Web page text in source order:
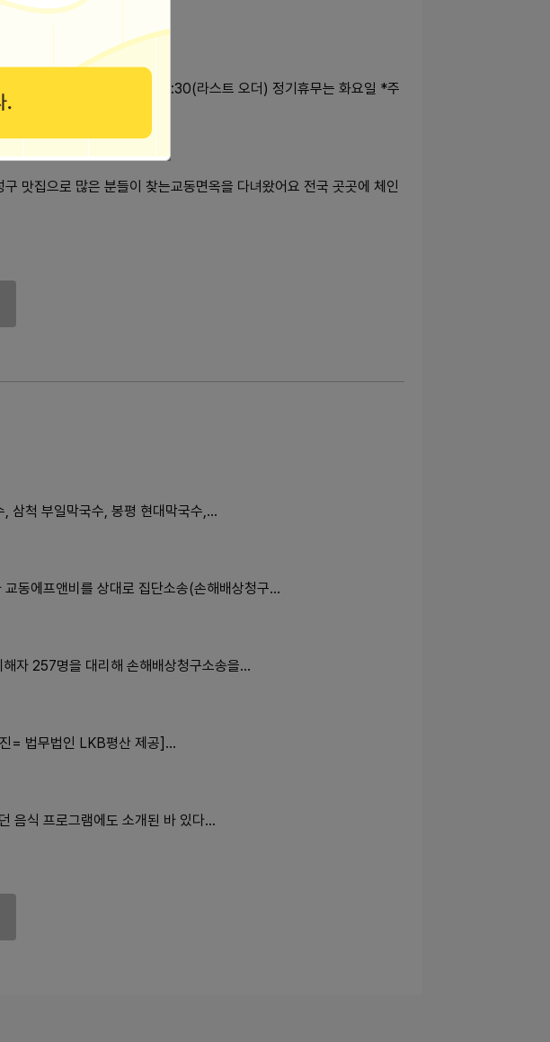
브레이크 타임) 14:30, 19:30(라스트 오더) 정기휴무는 화요일 *주
맛집으로 많은 분들이 찾는교동면옥을 다녀왔어요 전국 곳곳에 체인
, 삼척 부일막국수, 봉평 현대막국수,…
동에프앤비를 상대로 집단소송(손해배상청구…
자 257명을 대리해 손해배상청구소송을…
= 법무법인 LKB평산 제공]…
음식 프로그램에도 소개된 바 있다…